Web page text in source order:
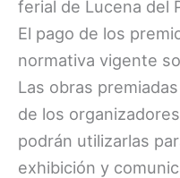
ferial de Lucena del
El pago de los
normativa vigente
Las obras
de los
podrán utilizarlas
exhibición y